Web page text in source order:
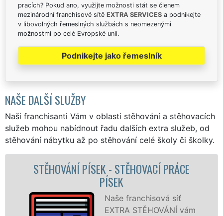
pracích? Pokud ano, využijte možnosti stát se členem
mezinárodní franchisové sítě EXTRA SERVICES a podnikejte
v libovolných řemeslných službách s neomezenými
možnostmi po celé Evropské unii.
Podnikejte jako řemeslník
NAŠE DALŠÍ SLUŽBY
Naši franchisanti Vám v oblasti stěhování a stěhovacích
služeb mohou nabídnout řadu dalších extra služeb, od
stěhování nábytku až po stěhování celé školy či školky.
- STĚHOVACÍ PRÁCE
Naše franchisová síť
EXTRA STĚHOVÁNÍ vám
STĚHOVACÍ